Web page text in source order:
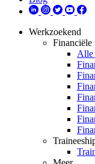
Werkzoekend
Financiële
Alle